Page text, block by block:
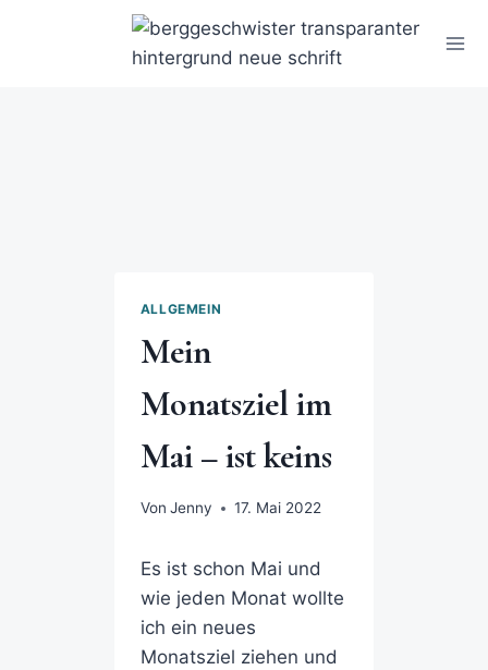
ALLGEMEIN
Mein
Monatsziel im
Mai – ist keins
Von Jenny 17. Mai 2022
Es ist schon Mai und
wie jeden Monat wollte
ich ein neues
Monatsziel ziehen und